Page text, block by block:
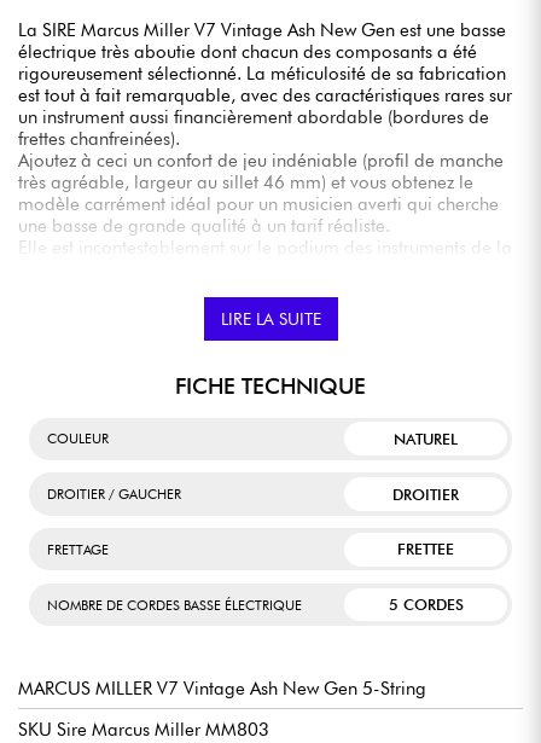
La SIRE Marcus Miller V7 Vintage Ash New Gen est une basse
électrique très aboutie dont chacun des composants a été
rigoureusement sélectionné. La méticulosité de sa fabrication
est tout à fait remarquable, avec des caractéristiques rares sur
un instrument aussi financièrement abordable (bordures de
frettes chanfreinées).
Ajoutez à ceci un confort de jeu indéniable (profil de manche
très agréable, largeur au sillet 46 mm) et vous obtenez le
modèle carrément idéal pour un musicien averti qui cherche
une basse de grande qualité à un tarif réaliste.
Elle est incontestablement sur le podium des instruments de la
LIRE LA SUITE
FICHE TECHNIQUE
COULEUR NATUREL
DROITIER / GAUCHER DROITIER
FRETTAGE FRETTEE
NOMBRE DE CORDES BASSE ÉLECTRIQUE 5 CORDES
MARCUS MILLER V7 Vintage Ash New Gen 5-String
SKU Sire Marcus Miller MM803